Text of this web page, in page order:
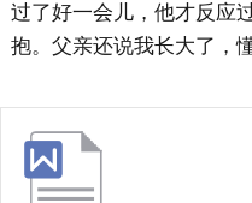
过了好一会儿，他才反应
抱。父亲还说我长大了，